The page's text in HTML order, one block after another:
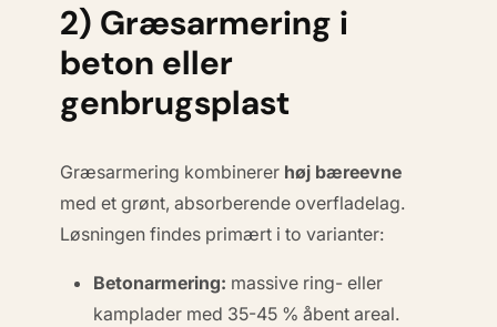
2) Græsarmering i
beton eller
genbrugsplast
Græsarmering kombinerer høj bæreevne
med et grønt, absorberende overfladelag.
Løsningen findes primært i to varianter:
Beton­armering: massive ring- eller
kamplader med 35-45 % åbent areal.